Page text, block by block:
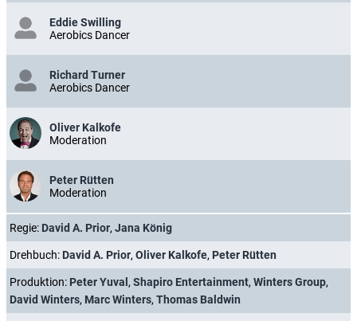
Eddie Swilling
Aerobics Dancer
Richard Turner
Aerobics Dancer
Oliver Kalkofe
Moderation
Peter Rütten
Moderation
Regie: David A. Prior, Jana König
Drehbuch: David A. Prior, Oliver Kalkofe, Peter Rütten
Produktion: Peter Yuval, Shapiro Entertainment, Winters Group,
David Winters, Marc Winters, Thomas Baldwin